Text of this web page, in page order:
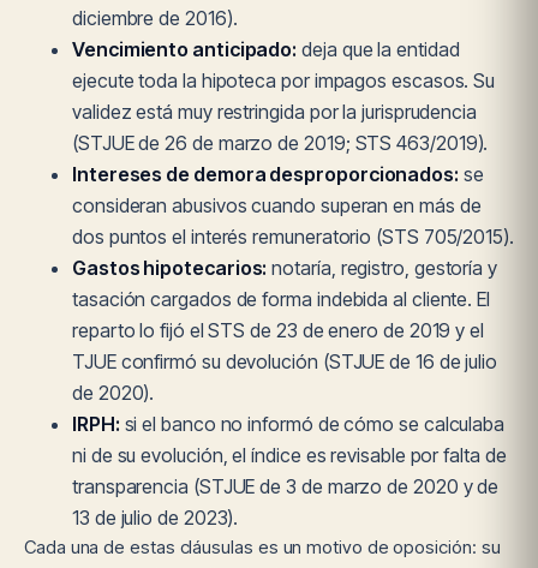
diciembre de 2016).
Vencimiento anticipado: deja que la entidad
ejecute toda la hipoteca por impagos escasos. Su
validez está muy restringida por la jurisprudencia
(STJUE de 26 de marzo de 2019; STS 463/2019).
Intereses de demora desproporcionados: se
consideran abusivos cuando superan en más de
dos puntos el interés remuneratorio (STS 705/2015).
Gastos hipotecarios: notaría, registro, gestoría y
tasación cargados de forma indebida al cliente. El
reparto lo fijó el STS de 23 de enero de 2019 y el
TJUE confirmó su devolución (STJUE de 16 de julio
de 2020).
IRPH: si el banco no informó de cómo se calculaba
ni de su evolución, el índice es revisable por falta de
transparencia (STJUE de 3 de marzo de 2020 y de
13 de julio de 2023).
Cada una de estas cláusulas es un motivo de oposición: su